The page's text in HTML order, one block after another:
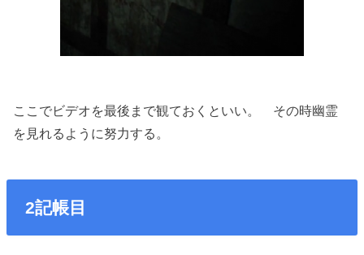
ここでビデオを最後まで観ておくといい。 その時幽霊
を見れるように努力する。
2記帳目